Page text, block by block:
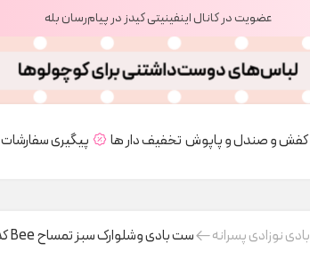
عضویت در کانال اینفینیتی کیدز در پیام‌رسان بله
کفش و صندل و پاپوش تخفیف دار ها پیگیری سفارشات
بادی نوزادی پسرانه ست بادی وشلوارک سبز تمساح Bee کدH000119